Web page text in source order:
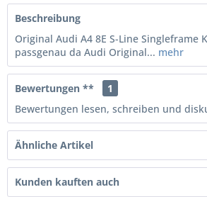
Beschreibung
Original Audi A4 8E S-Line Singleframe
passgenau da Audi Original... mehr
Bewertungen **
1
Bewertungen lesen, schreiben und
Ähnliche Artikel
Kunden kauften auch